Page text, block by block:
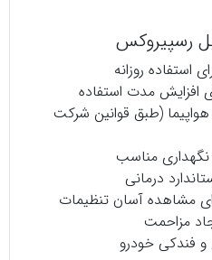
رسپیروکس
روزانه
افزایش مدت استفاده
(طبق قوانین شرکت
مناسب
درمانی
مشاهده آسان تنظیمات
مزاحمت
و فندکی خودرو